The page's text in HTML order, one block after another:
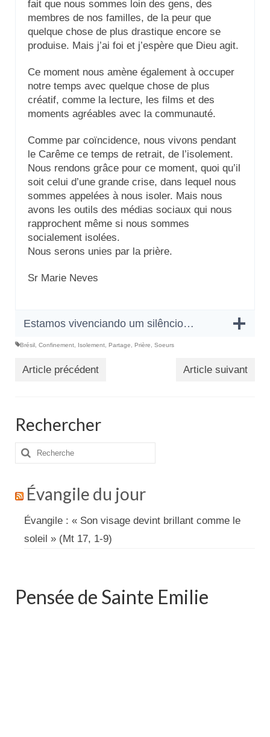
fait que nous sommes loin des gens, des
membres de nos familles, de la peur que
quelque chose de plus drastique encore se
produise. Mais j’ai foi et j’espère que Dieu agit.
Ce moment nous amène également à occuper
notre temps avec quelque chose de plus
créatif, comme la lecture, les films et des
moments agréables avec la communauté.
Comme par coïncidence, nous vivons pendant
le Carême ce temps de retrait, de l’isolement.
Nous rendons grâce pour ce moment, quoi qu’il
soit celui d’une grande crise, dans lequel nous
sommes appelées à nous isoler. Mais nous
avons les outils des médias sociaux qui nous
rapprochent même si nous sommes
socialement isolées.
Nous serons unies par la prière.
Sr Marie Neves
Estamos vivenciando um silêncio…
Brésil Confinement Isolement Partage Prière Soeurs
Article précédent Article suivant
Rechercher
Rechercher
:
Évangile du jour
Évangile : « Son visage devint brillant comme le
soleil » (Mt 17, 1-9)
Pensée de Sainte Emilie